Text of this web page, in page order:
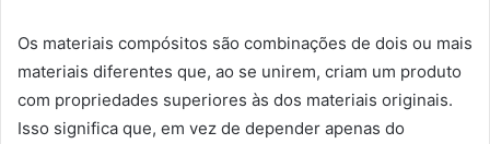
Os materiais compósitos são combinações de dois ou mais
materiais diferentes que, ao se unirem, criam um produto
com propriedades superiores às dos materiais originais.
Isso significa que, em vez de depender apenas do